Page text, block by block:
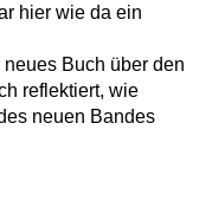
hier wie da ein
Buch über den
reflektiert, wie
neuen Bandes